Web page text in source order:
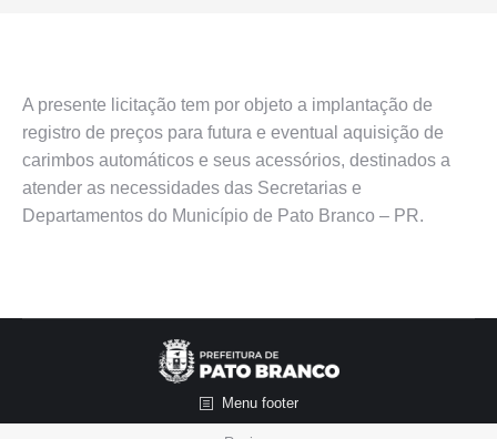
A presente licitação tem por objeto a implantação de
registro de preços para futura e eventual aquisição de
carimbos automáticos e seus acessórios, destinados a
atender as necessidades das Secretarias e
Departamentos do Município de Pato Branco – PR.
Menu footer